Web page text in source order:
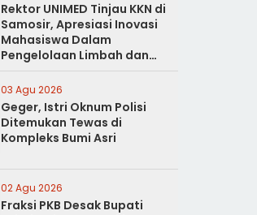
Rektor UNIMED Tinjau KKN di
Samosir, Apresiasi Inovasi
Mahasiswa Dalam
Pengelolaan Limbah dan
Pertanian Ramah Lingkungan
03 Agu 2026
Geger, Istri Oknum Polisi
Ditemukan Tewas di
Kompleks Bumi Asri
02 Agu 2026
Fraksi PKB Desak Bupati